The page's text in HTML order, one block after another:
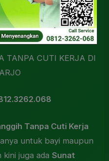
TANPA CUTI KERJA DI
Tanpa Cuti Kerja
untuk bayi maupun
kini juga adaSunat